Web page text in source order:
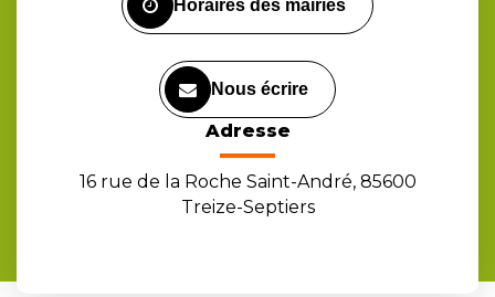
Horaires des mairies
Nous écrire
Adresse
16 rue de la Roche Saint-André, 85600
Treize-Septiers